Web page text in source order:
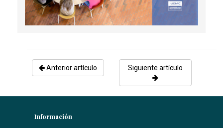
Anterior artículo Siguiente artículo
Información